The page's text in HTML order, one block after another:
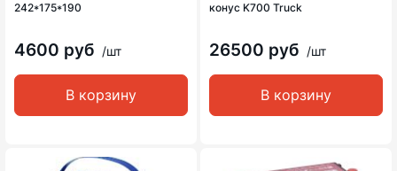
242*175*190
4600 руб /шт
В корзину
конус K700 Truck
26500 руб /шт
В корзину